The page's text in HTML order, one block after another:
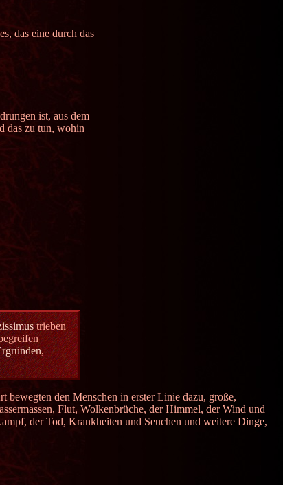
das eine durch das
ist, aus dem
das zu tun, wohin
trieben
,
bewegten den Menschen in erster Linie dazu, große,
Flut, Wolkenbrüche, der Himmel, der Wind und
der Tod, Krankheiten und Seuchen und weitere Dinge,